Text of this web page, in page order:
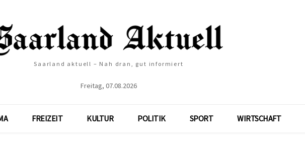
Saarland aktuell – Nah dran, gut informiert
Freitag, 07.08.2026
FREIZEIT KULTUR POLITIK SPORT WIRTSCHAFT